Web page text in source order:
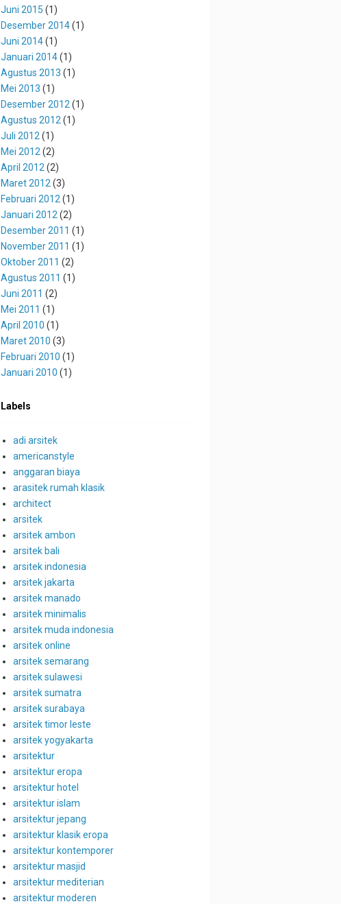
Juni 2015 (1)
Desember 2014(1)
Juni 2014(1)
Januari 2014(1)
Agustus 2013 (1)
Mei 2013 (1)
Desember 2012 (1)
Agustus 2012 (1)
Juli 2012 (1)
Mei 2012 (2)
April 2012 (2)
Maret 2012 (3)
Februari 2012 (1)
Januari 2012 (2)
Desember 2011 (1)
November 2011 (1)
Oktober 2011 (2)
Agustus 2011 (1)
Juni 2011 (2)
Mei 2011 (1)
April 2010 (1)
Maret 2010 (3)
Februari 2010 (1)
Januari 2010 (1)
Labels
adi arsitek
americanstyle
anggaran biaya
arasitek rumah klasik
architect
arsitek
arsitek ambon
arsitek bali
arsitek indonesia
arsitek jakarta
arsitek manado
arsitek minimalis
arsitek muda indonesia
arsitek online
arsitek semarang
arsitek sulawesi
arsitek sumatra
arsitek surabaya
arsitek timor leste
arsitek yogyakarta
arsitektur
arsitektur eropa
arsitektur hotel
arsitektur islam
arsitektur jepang
arsitektur klasik eropa
arsitektur kontemporer
arsitektur masjid
arsitektur mediterian
arsitektur moderen